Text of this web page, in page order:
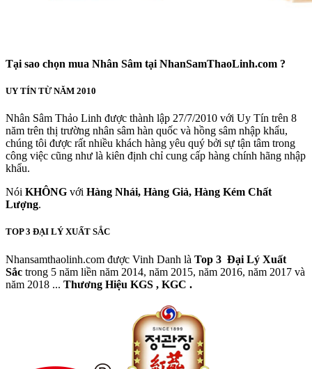
Tại sao chọn mua Nhân Sâm tại NhanSamThaoLinh.com ?
UY TÍN TỪ NĂM 2010
Nhân Sâm Thảo Linh được thành lập 27/7/2010 với Uy Tín trên 8
năm trên thị trường nhân sâm hàn quốc và hồng sâm nhập khẩu,
chúng tôi được rất nhiều khách hàng yêu quý bởi sự tận tâm trong
công việc cũng như là kiên định chỉ cung cấp hàng chính hãng nhập
khẩu.
Nói KHÔNG với Hàng Nhái, Hàng Giả, Hàng Kém Chất
Lượng.
TOP 3 ĐẠI LÝ XUẤT SẮC
Nhansamthaolinh.com được Vinh Danh là Top 3 Đại Lý Xuất
Sắc trong 5 năm liền năm 2014, năm 2015, năm 2016, năm 2017 và
năm 2018 ... Thương Hiệu KGS , KGC .